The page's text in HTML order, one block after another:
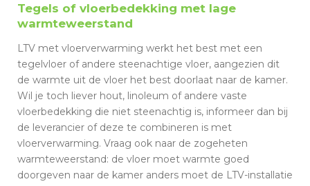
Tegels of vloerbedekking met lage
warmteweerstand
LTV met vloerverwarming werkt het best met een
tegelvloer of andere steenachtige vloer, aangezien dit
de warmte uit de vloer het best doorlaat naar de kamer.
Wil je toch liever hout, linoleum of andere vaste
vloerbedekking die niet steenachtig is, informeer dan bij
de leverancier of deze te combineren is met
vloerverwarming. Vraag ook naar de zogeheten
warmteweerstand: de vloer moet warmte goed
doorgeven naar de kamer anders moet de LTV-installatie